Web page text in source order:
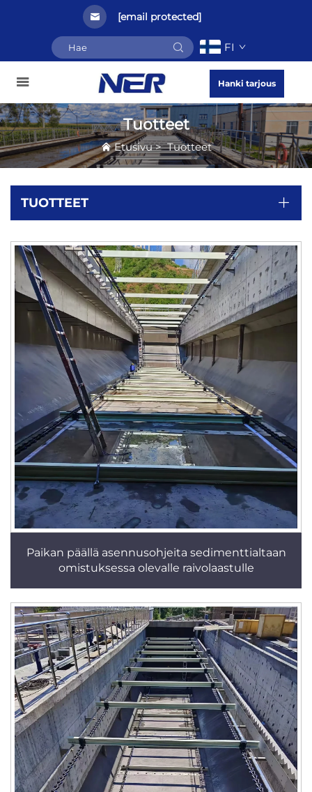
[email protected]
FI
Hanki tarjous
Tuotteet
Etusivu>Tuotteet
TUOTTEET
Paikan päällä asennusohjeita sedimenttialtaan
omistuksessa olevalle raivolaastulle